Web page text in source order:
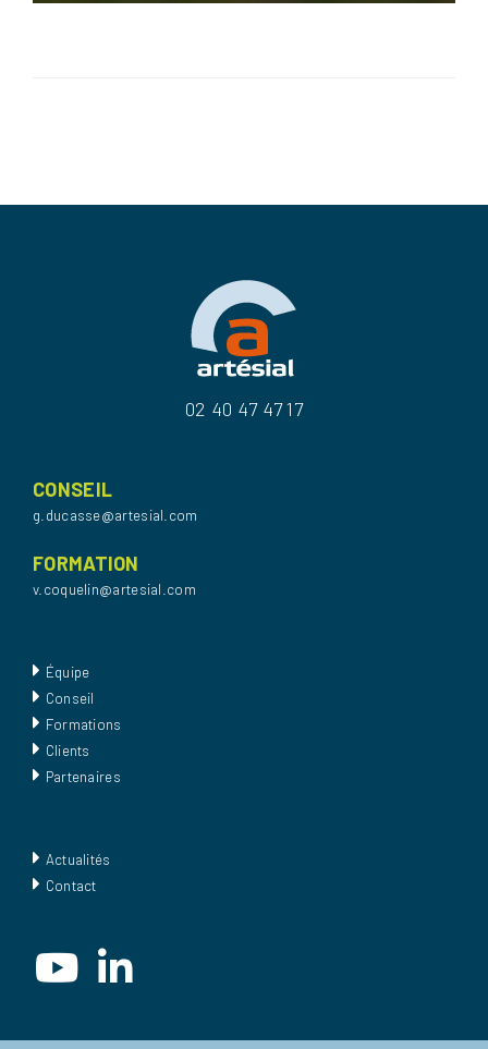
02 40 47 47 17
CONSEIL
g.ducasse@artesial.com
FORMATION
v.coquelin@artesial.com
Équipe
Conseil
Formations
Clients
Partenaires
Actualités
Contact